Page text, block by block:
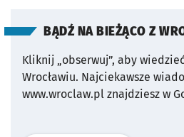
BĄDŹ NA BIEŻĄCO Z
Kliknij „obserwuj”, aby
Wrocławiu. Najciekawsze
www.wroclaw.pl znajdziesz w